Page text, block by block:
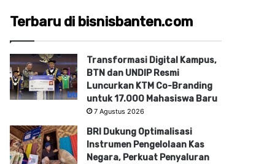
Terbaru di bisnisbanten.com
Transformasi Digital Kampus,
BTN dan UNDIP Resmi
Luncurkan KTM Co-Branding
untuk 17.000 Mahasiswa Baru
7 Agustus 2026
BRI Dukung Optimalisasi
Instrumen Pengelolaan Kas
Negara, Perkuat Penyaluran